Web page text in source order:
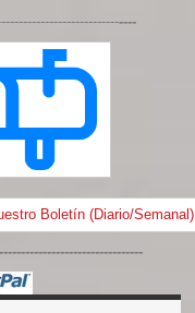
----
Boletín (Diario/Semanal)